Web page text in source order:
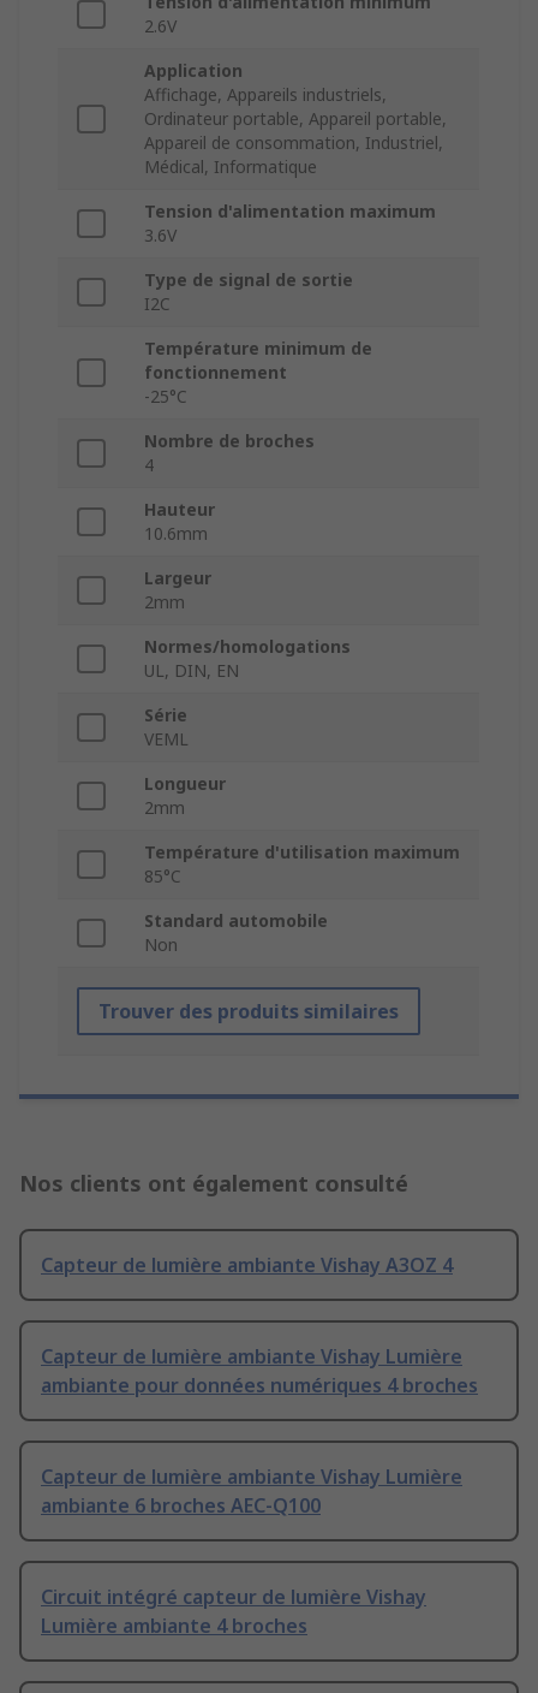
2.6V
Application
Affichage, Appareils industriels,
Ordinateur portable, Appareil portable,
Appareil de consommation, Industriel,
Médical, Informatique
Tension d'alimentation maximum
3.6V
Type de signal de sortie
I2C
Température minimum de
fonctionnement
-25°C
Nombre de broches
4
Hauteur
10.6mm
Largeur
2mm
Normes/homologations
UL, DIN, EN
Série
VEML
Longueur
2mm
Température d'utilisation maximum
85°C
Standard automobile
Non
Trouver des produits similaires
Nos clients ont également consulté
Capteur de lumière ambiante Vishay A3OZ 4
Capteur de lumière ambiante Vishay Lumière
ambiante pour données numériques 4 broches
Capteur de lumière ambiante Vishay Lumière
ambiante 6 broches AEC-Q100
Circuit intégré capteur de lumière Vishay
Lumière ambiante 4 broches